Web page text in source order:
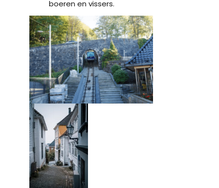
boeren en vissers.